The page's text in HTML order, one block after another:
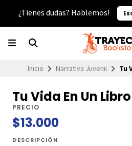
¿Tienes dudas? Hablemos!
Inicio Narrativa Juvenil Tu
Tu Vida En Un
PRECIO
$13.000
DESCRIPCIÓN